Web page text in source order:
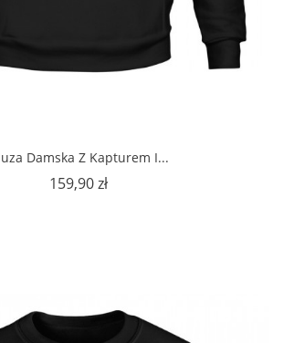
Damska Z Kapturem I...
159,90 złCena